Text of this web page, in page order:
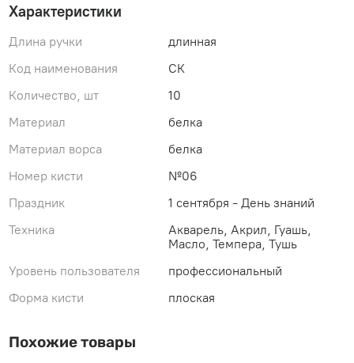
Характеристики
Длина ручки
длинная
Код наименования
СК
Количество, шт
10
Материал
белка
Материал ворса
белка
Номер кисти
№06
Праздник
1 сентября - День знаний
Техника
Акварель, Акрил, Гуашь,
Масло, Темпера, Тушь
Уровень пользователя
профессиональный
Форма кисти
плоская
Похожие товары